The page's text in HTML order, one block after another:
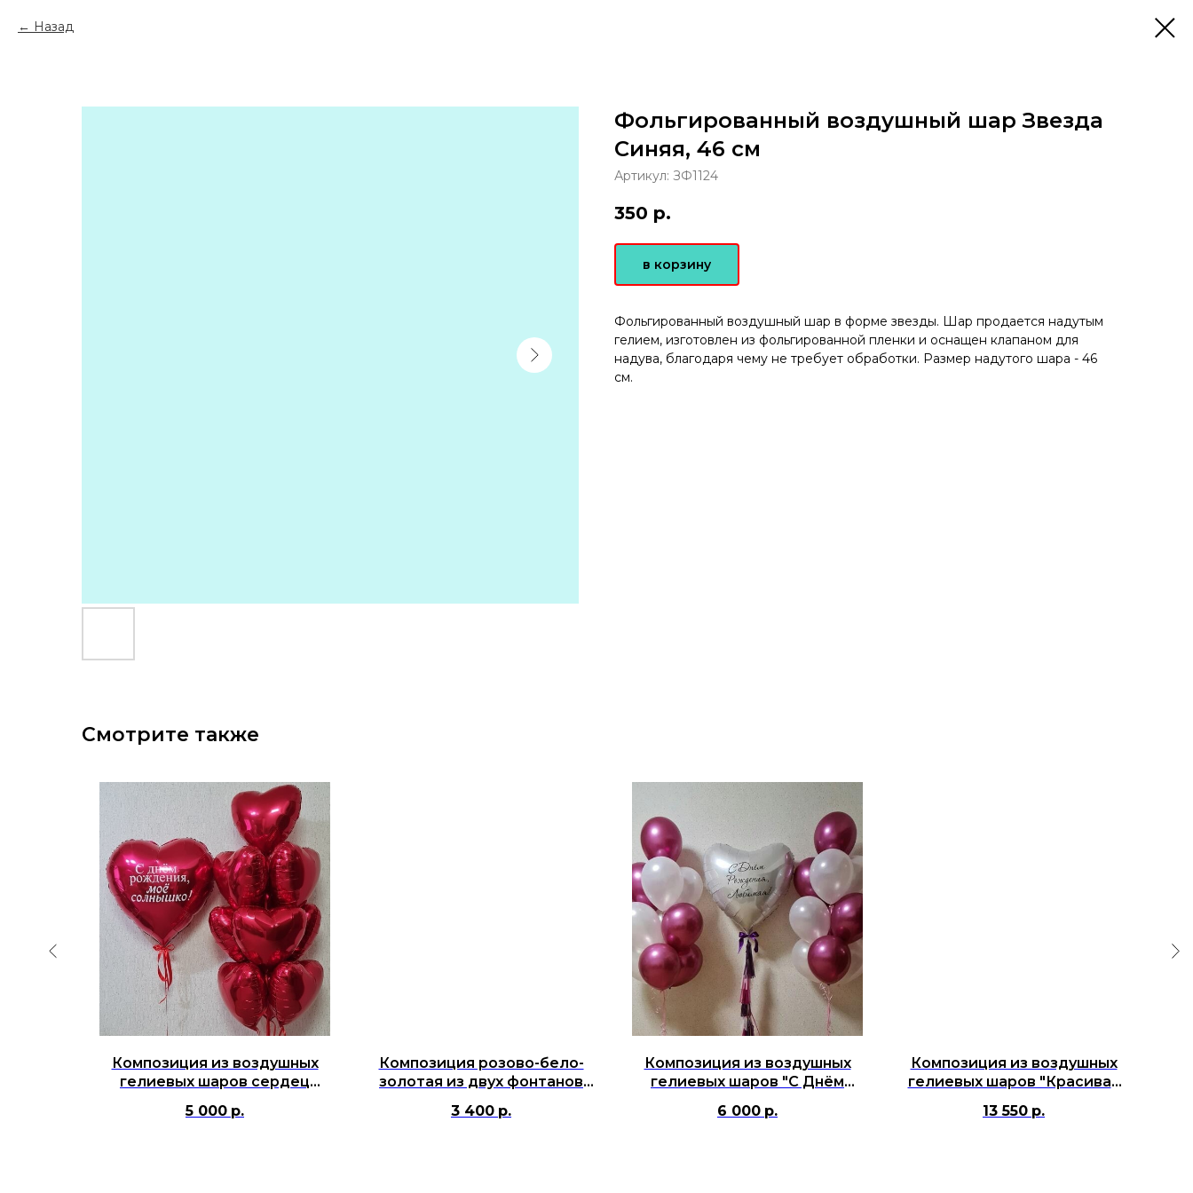
Назад
Фольгированный воздушный шар Звезда
Синяя, 46 см
Артикул: ЗФ1124
350 р.
в корзину
Фольгированный воздушный шар в форме звезды. Шар продается надутым
гелием, изготовлен из фольгированной пленки и оснащен клапаном для
надува, благодаря чему не требует обработки. Размер надутого шара - 46
см.
Смотрите также
Композиция из воздушных
гелиевых шаров сердец
моё солнышко"
5 000 р.
Композиция розово-бело-
золотая из двух фонтанов
3 400 р.
Композиция из воздушных
гелиевых шаров "С Днём
6 000 р.
Композиция из воздушных
гелиевых шаров "Красивая
13 550 р.